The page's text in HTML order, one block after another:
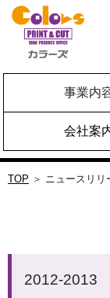
事業内
会社案
TOP ＞ ニュースリリ
2012-2013